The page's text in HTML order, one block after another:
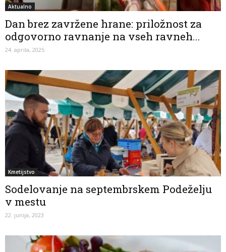
Aktualno
Dan brez zavržene hrane: priložnost za
odgovorno ravnanje na vseh ravneh...
24. aprila, 2025
Kmetijstvo
Sodelovanje na septembrskem Podeželju
v mestu
22. junija, 2023